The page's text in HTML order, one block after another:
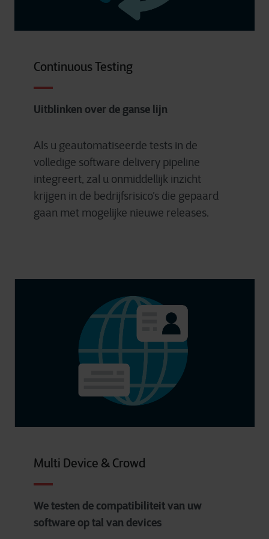
Continuous Testing
Uitblinken over de ganse lijn
Als u geautomatiseerde tests in de
volledige software delivery pipeline
integreert, zal u onmiddellijk inzicht
krijgen in de bedrijfsrisico’s die gepaard
gaan met mogelijke nieuwe releases.
Multi Device & Crowd
We testen de compatibiliteit van uw
software op tal van devices